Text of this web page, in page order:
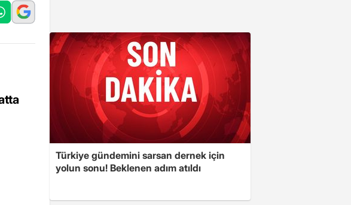
Türkiye gündemini sarsan dernek için
yolun sonu! Beklenen adım atıldı